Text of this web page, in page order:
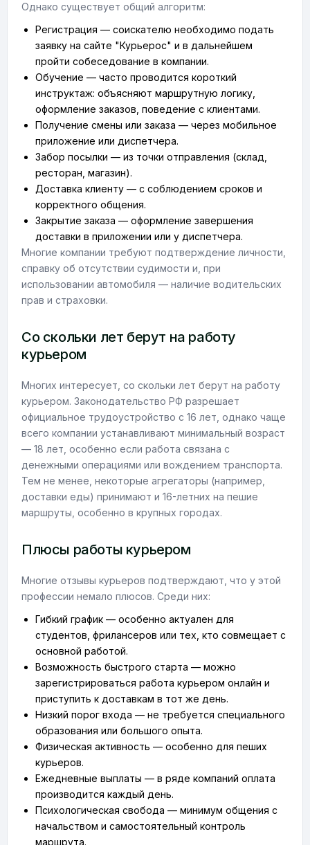
Однако существует общий алгоритм:
Регистрация — соискателю необходимо подать
заявку на сайте "Курьерос" и в дальнейшем
пройти собеседование в компании.
Обучение — часто проводится короткий
инструктаж: объясняют маршрутную логику,
оформление заказов, поведение с клиентами.
Получение смены или заказа — через мобильное
приложение или диспетчера.
Забор посылки — из точки отправления (склад,
ресторан, магазин).
Доставка клиенту — с соблюдением сроков и
корректного общения.
Закрытие заказа — оформление завершения
доставки в приложении или у диспетчера.
Многие компании требуют подтверждение личности,
справку об отсутствии судимости и, при
использовании автомобиля — наличие водительских
прав и страховки.
Со скольки лет берут на работу
курьером
Многих интересует, со скольки лет берут на работу
курьером. Законодательство РФ разрешает
официальное трудоустройство с 16 лет, однако чаще
всего компании устанавливают минимальный возраст
— 18 лет, особенно если работа связана с
денежными операциями или вождением транспорта.
Тем не менее, некоторые агрегаторы (например,
доставки еды) принимают и 16-летних на пешие
маршруты, особенно в крупных городах.
Плюсы работы курьером
Многие отзывы курьеров подтверждают, что у этой
профессии немало плюсов. Среди них:
Гибкий график — особенно актуален для
студентов, фрилансеров или тех, кто совмещает с
основной работой.
Возможность быстрого старта — можно
зарегистрироваться работа курьером онлайн и
приступить к доставкам в тот же день.
Низкий порог входа — не требуется специального
образования или большого опыта.
Физическая активность — особенно для пеших
курьеров.
Ежедневные выплаты — в ряде компаний оплата
производится каждый день.
Психологическая свобода — минимум общения с
начальством и самостоятельный контроль
маршрута.